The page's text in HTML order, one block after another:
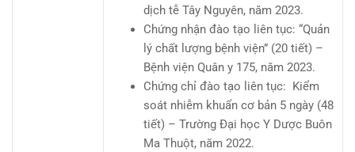
dịch tễ Tây Nguyên, năm 2023.
Chứng nhận đào tạo liên tục: “Quản
lý chất lượng bệnh viện” (20 tiết) –
Bệnh viện Quân y 175, năm 2023.
Chứng chỉ đào tạo liên tục: Kiểm
soát nhiễm khuẩn cơ bản 5 ngày (48
tiết) – Trường Đại học Y Dược Buôn
Ma Thuột, năm 2022.